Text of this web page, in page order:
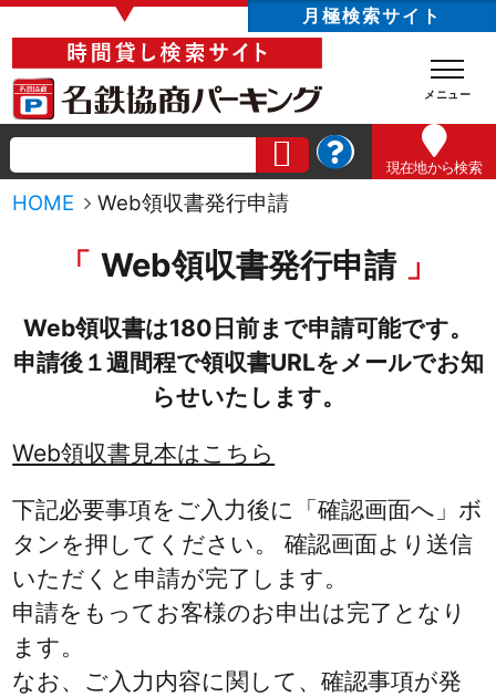
▼ 月極検索サイト
現在地から検索
HOME Web領収書発行申請
Web領収書発行申請
Web領収書は180日前まで申請可能です。
申請後１週間程で領収書URLをメールでお知
らせいたします。
Web領収書見本はこちら
下記必要事項をご入力後に「確認画面へ」ボ
タンを押してください。 確認画面より送信
いただくと申請が完了します。
申請をもってお客様のお申出は完了となり
ます。
なお、ご入力内容に関して、確認事項が発